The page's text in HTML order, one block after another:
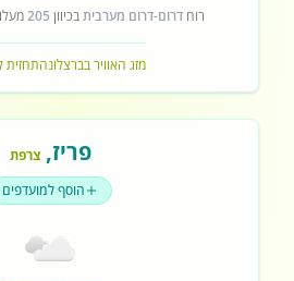
רוח דרום-דרום מערביתבכיוון 205
מזג האוויר בברצלונהתחזית
פריז,צרפת
הוסף למועדפים